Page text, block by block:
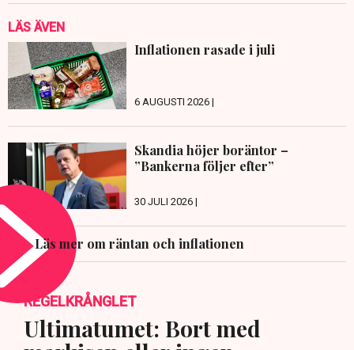
LÄS ÄVEN
Inflationen rasade i juli
6 AUGUSTI 2026 |
Skandia höjer boräntor –
”Bankerna följer efter”
30 JULI 2026 |
Läs mer om räntan och inflationen
REGELKRÅNGLET
Ultimatumet: Bort med